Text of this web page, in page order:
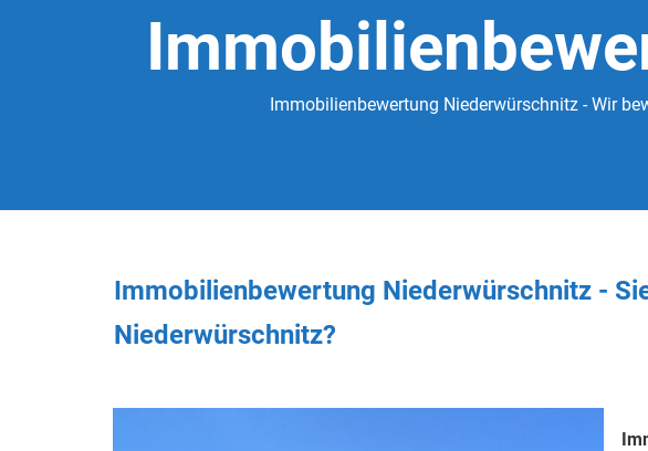
Immobilienbewertung Niederwürschnitz - Wir
Immobilienbewertung Niederwürschnitz -
Niederwürschnitz?